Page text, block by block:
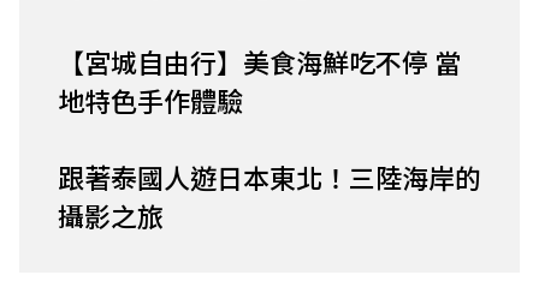
【宮城自由行】美食海鮮吃不停 當
地特色手作體驗
跟著泰國人遊日本東北！三陸海岸的
攝影之旅